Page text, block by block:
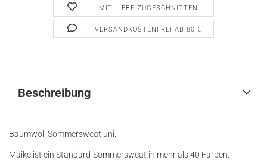
MIT LIEBE ZUGESCHNITTEN
VERSANDKOSTENFREI AB 80 €
Beschreibung
Baumwoll Sommersweat uni.
Maike ist ein Standard-Sommersweat in mehr als 40 Farben.